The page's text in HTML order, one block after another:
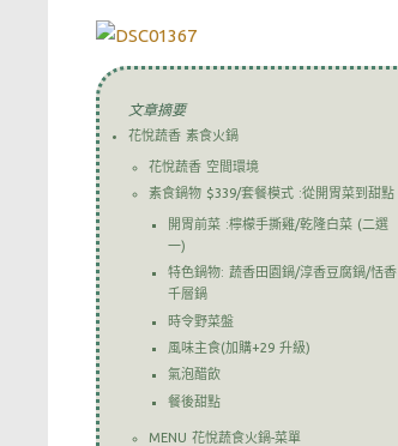
文章摘要
花悅蔬香 素食火鍋
花悅蔬香 空間環境
素食鍋物 $339/套餐模式 :從開胃菜到甜點
開胃前菜 :檸檬手撕雞/乾隆白菜 (二選
一)
特色鍋物: 蔬香田園鍋/淳香豆腐鍋/恬香
千層鍋
時令野菜盤
風味主食(加購+29 升級)
氣泡醋飲
餐後甜點
MENU 花悅蔬食火鍋-菜單